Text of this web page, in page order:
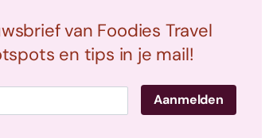
van Foodies Travel
en tips in je mail!